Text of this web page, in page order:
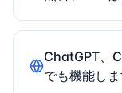
されたり、
付けた内容
使用回数は
ん。必要な
グできます
ChatGPT、
でも機能しま